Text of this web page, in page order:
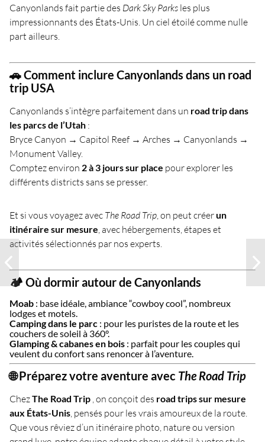
Canyonlands fait partie des Dark Sky Parks les plus
impressionnants des États-Unis. Un ciel étoilé comme nulle
part ailleurs.
🚗 Comment inclure Canyonlands dans un road
trip USA
Canyonlands s’intègre parfaitement dans un road trip dans
les parcs de l’Utah :
Bryce Canyon → Capitol Reef → Arches → Canyonlands →
Monument Valley.
Comptez environ 2 à 3 jours sur place pour explorer les
différents districts sans se presser.
Et si vous voyagez avec The Road Trip , on peut créerun
itinéraire sur mesure , avec hébergements, étapes et
activités sélectionnés par nos experts.
🏕️ Où dormir autour de Canyonlands
Moab : base idéale, ambiance “cowboy cool”, nombreux
lodges et motels.
Camping dans le parc : pour les puristes de la route et les
couchers de soleil à 360°.
Glamping & cabanes en bois : parfait pour les couples qui
veulent du confort sans renoncer à l’aventure.
🌐 Préparez votre aventure avec The Road Trip
ChezThe Road Trip , on conçoit des road trips sur mesure
aux États-Unis , pensés pour les vrais amoureux de la route.
Que vous rêviez d’un itinéraire photo, nature ou version